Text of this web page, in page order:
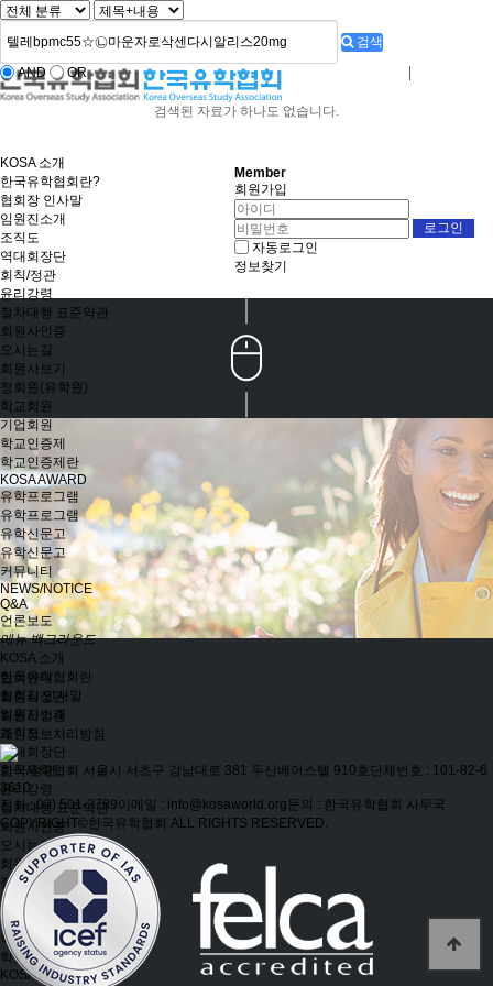
KOSA 소개
한국유학협회란?
협회장 인사말
임원진소개
조직도
역대회장단
회칙/정관
윤리강령
절차대행 표준약관
회원사인증
오시는길
회원사보기
정회원(유학원)
학교회원
기업회원
학교인증제
학교인증제란
KOSA AWARD
유학프로그램
유학프로그램
유학신문고
유학신문고
커뮤니티
NEWS/NOTICE
Q&A
언론보도
메뉴 백그라운드
KOSA 소개
한국유학협회란
협회장 인사말
임원진소개
조직도
역대회장단
회칙/정관
윤리강령
절차대행 표준약관
회원사인증
오시는길
회원사보기
정회원(유학원)
학교회원
기업회원
학교인증제
학교인증제란
KOSA AWARD
검색
AND OR
검색된 자료가 하나도 없습니다.
Member
회원가입
자동로그인
정보찾기
협회안내
회원사정관
회원사인증
개인정보처리방침
한국유학협회 서울시 서초구 강남대로 381 두산베어스텔 910호 단체번호 : 101-82-6
3610
전화 : 02) 501-2789이메일 : info@kosaworld.org문의 : 한국유학협회 사무국
COPYRIGHT©한국유학협회 ALL RIGHTS RESERVED.